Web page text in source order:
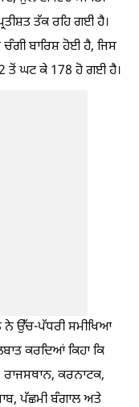
ਤੱਕ ਰਹਿ ਗਈ ਹੈ।
ਬਾਰਿਸ਼ ਹੋਈ ਹੈ, ਜਿਸ
ਤੋਂ ਘਟ ਕੇ 178 ਹੋ ਗਈ ਹੈ।
ਨੇ ਉੱਚ-ਪੱਧਰੀ ਸਮੀਖਿਆ
ਕਰਦਿਆਂ ਕਿਹਾ ਕਿ
ਰਾਜਸਥਾਨ, ਕਰਨਾਟਕ,
ਪੱਛਮੀ ਬੰਗਾਲ ਅਤੇ